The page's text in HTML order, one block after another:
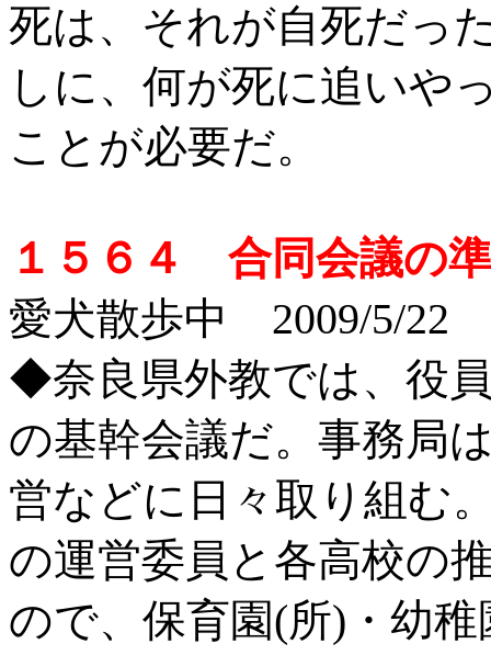
死は、それが自死だっ
しに、何が死に追いや
ことが必要だ。
１５６４ 合同会議の
愛犬散歩中 2009/5/22
◆奈良県外教では、役
の基幹会議だ。事務局
営などに日々取り組む
の運営委員と各高校の
ので、保育園(所)・幼